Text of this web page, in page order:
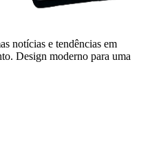
notícias e tendências em
Design moderno para uma